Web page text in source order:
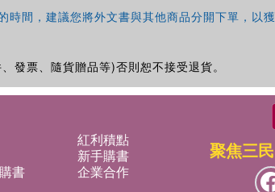
間，建議您將外文書與其他商品分開下單，以
發票、隨貨贈品等)否則恕不接受退貨。
紅利積點
新手購書
書
企業合作
聚焦三